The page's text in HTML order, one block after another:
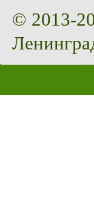
© 2013-